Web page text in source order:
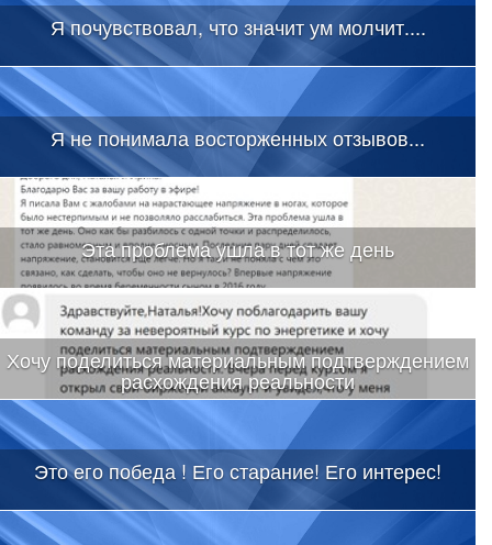
Я почувствовал, что значит ум молчит....
Я не понимала восторженных отзывов...
Эта проблема ушла в тот же день
Хочу поделиться материальным подтверждением
расхождения реальности
Это его победа ! Его старание! Его интерес!